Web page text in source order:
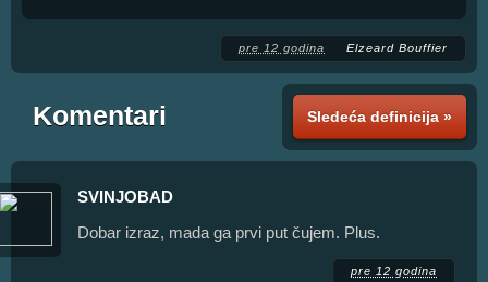
pre 12 godina Elzeard Bouffier
Sledeća definicija »
Komentari
SVINJOBAD
Dobar izraz, mada ga prvi put čujem. Plus.
pre 12 godina